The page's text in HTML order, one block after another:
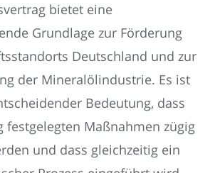
bietet eine
Grundlage zur Förderung
Deutschland und zur
der Mineralölindustrie. Es ist
Bedeutung, dass
festgelegten Maßnahmen zügig
und dass gleichzeitig ein